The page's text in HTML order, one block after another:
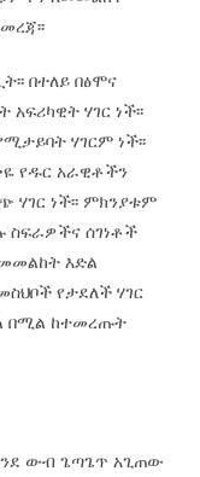
በተለይ በፅሞና
ሃገር ነች፡፡
ሃገርም ነች፡፡
የዱር አራዊቶችን
ነች፡፡ ምክንያቱም
ስፍራዎችና ሰገነቶች
እድል
የታደለች ሃገር
በሚል ከተመረጡት
ውብ ጌጣጌጥ አጊጠው